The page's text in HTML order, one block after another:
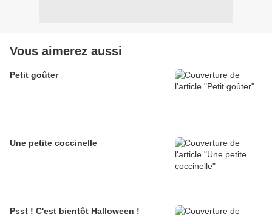
Vous aimerez aussi
Petit goûter
Une petite coccinelle
Psst ! C'est bientôt Halloween !